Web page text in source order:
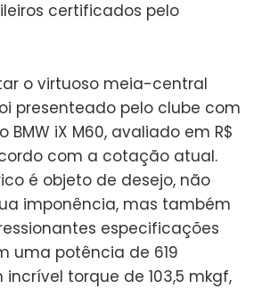
certificados pelo
o virtuoso meia-central
presenteado pelo clube com
iX M60, avaliado em R$
com a cotação atual.
é objeto de desejo, não
imponência, mas também
especificações
uma potência de 619
torque de 103,5 mkgf,